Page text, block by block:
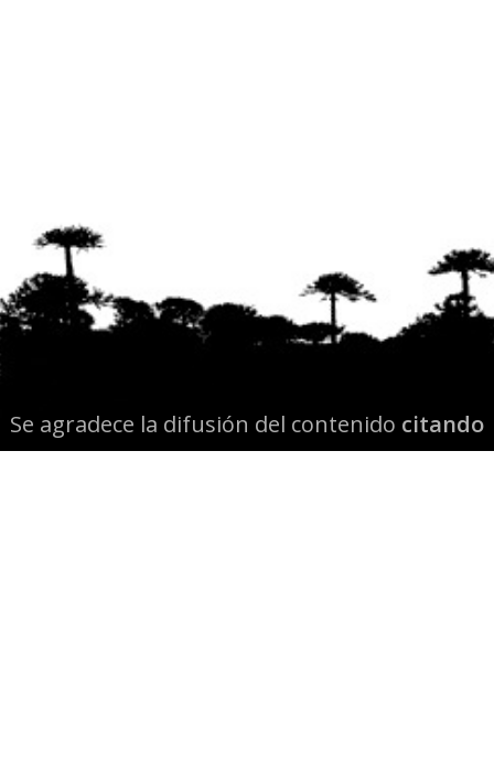
Se agradece la difusión del contenido citando
la fuente www.mapuexpress.org